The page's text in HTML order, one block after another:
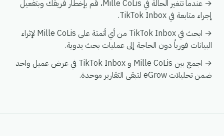
→ عندما تتغير الحالة في Mille CoLis، قم بإخطار فريقك وبتفعيل
إجراء متابعة في TikTok Inbox.
→ ابحث في TikTok Inbox من أي أتمتة على Mille CoLis لإثراء
البيانات فورياً دون الحاجة إلى عمليات بحث يدوية.
→ اجمع بين Mille CoLis و TikTok Inbox في عرض عميل واحد
ضمن تحليلات eGrow لتبقى التقارير موحدة.